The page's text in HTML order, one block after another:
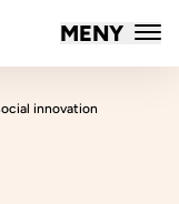
MENY
innovation